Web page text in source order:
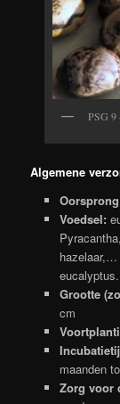
PSG 9
Algemene
Voedsel:
hazelaar,…
Grootte
cm
maanden
Zorg voor